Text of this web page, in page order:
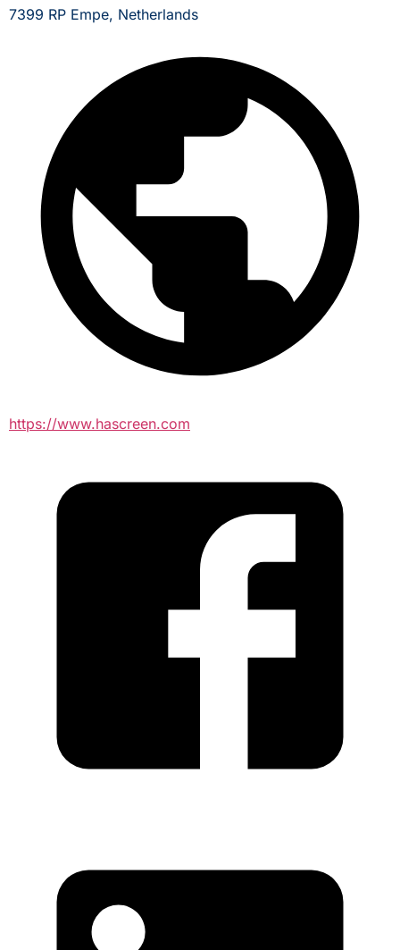
7399 RP Empe, Netherlands
https://www.hascreen.com